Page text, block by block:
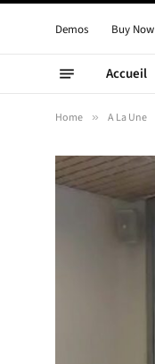
Demos Buy Now
Accueil
Home » A La Une